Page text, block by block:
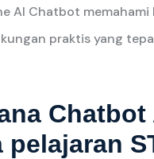
AI Chatbot
praktis yang
pelajaran